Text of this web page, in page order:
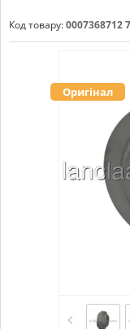
Код товару:0007368712
Оригінал